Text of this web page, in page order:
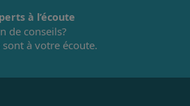
à l’écoute
de conseils?
à votre écoute.